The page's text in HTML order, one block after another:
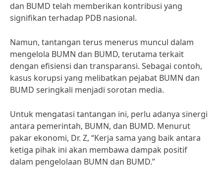
dan BUMD telah memberikan kontribusi yang
signifikan terhadap PDB nasional.
Namun, tantangan terus menerus muncul dalam
mengelola BUMN dan BUMD, terutama terkait
dengan efisiensi dan transparansi. Sebagai contoh,
kasus korupsi yang melibatkan pejabat BUMN dan
BUMD seringkali menjadi sorotan media.
Untuk mengatasi tantangan ini, perlu adanya sinergi
antara pemerintah, BUMN, dan BUMD. Menurut
pakar ekonomi, Dr. Z, “Kerja sama yang baik antara
ketiga pihak ini akan membawa dampak positif
dalam pengelolaan BUMN dan BUMD.”